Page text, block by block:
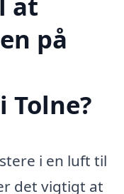
på
i en luft til
det vigtigt at